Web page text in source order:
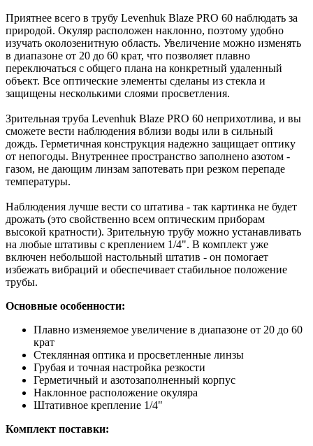
Приятнее всего в трубу Levenhuk Blaze PRO 60 наблюдать за
природой. Окуляр расположен наклонно, поэтому удобно
изучать околозенитную область. Увеличение можно изменять
в диапазоне от 20 до 60 крат, что позволяет плавно
переключаться с общего плана на конкретный удаленный
объект. Все оптические элементы сделаны из стекла и
защищены несколькими слоями просветления.
Зрительная труба Levenhuk Blaze PRO 60 неприхотлива, и вы
сможете вести наблюдения вблизи воды или в сильный
дождь. Герметичная конструкция надежно защищает оптику
от непогоды. Внутреннее пространство заполнено азотом -
газом, не дающим линзам запотевать при резком перепаде
температуры.
Наблюдения лучше вести со штатива - так картинка не будет
дрожать (это свойственно всем оптическим приборам
высокой кратности). Зрительную трубу можно устанавливать
на любые штативы с креплением 1/4". В комплект уже
включен небольшой настольный штатив - он помогает
избежать вибраций и обеспечивает стабильное положение
трубы.
Основные особенности:
Плавно изменяемое увеличение в диапазоне от 20 до 60
крат
Стеклянная оптика и просветленные линзы
Грубая и точная настройка резкости
Герметичный и азотозаполненный корпус
Наклонное расположение окуляра
Штативное крепление 1/4"
Комплект поставки: